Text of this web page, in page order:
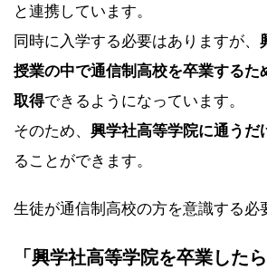
と連携しています。
同時に入学する必要はありますが、
授業の中で通信制高校を卒業するた
取得できるようになっています。
そのため、 興学社高等学院に通うだ
ることができます。
生徒が通信制高校の方を意識する必
「興学社高等学院を卒業した